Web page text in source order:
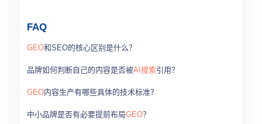
FAQ
GEO和SEO的核心区别是什么？
品牌如何判断自己的内容是否被AI搜索引用？
GEO内容生产有哪些具体的技术标准？
中小品牌是否有必要提前布局GEO？